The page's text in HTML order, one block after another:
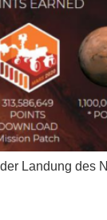
Landung des